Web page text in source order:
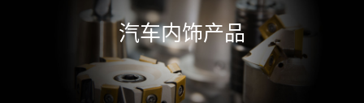
汽车内饰产品